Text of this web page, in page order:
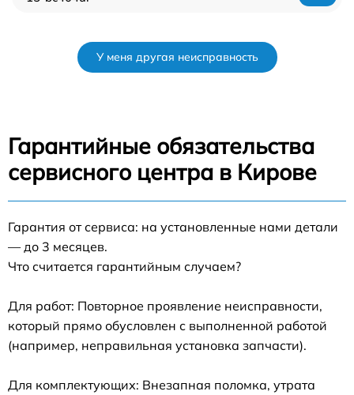
У меня другая неисправность
Гарантийные обязательства
сервисного центра в Кирове
Гарантия от сервиса: на установленные нами детали
— до 3 месяцев.
Что считается гарантийным случаем?
Для работ: Повторное проявление неисправности,
который прямо обусловлен с выполненной работой
(например, неправильная установка запчасти).
Для комплектующих: Внезапная поломка, утрата